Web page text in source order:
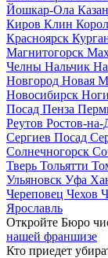
Йошкар-Ола
Киров Клин
Красноярск
Магнитогорск
Челны Нальчик
Новгород Новая
Новосибирск
Посад Пенза
Реутов Ростов-
Сергиев Посад
Солнечногорск
Тверь Тольятти
Ульяновск Уфа
Череповец Чехов
Ярославль
Откройте Бюро
нашей франшизе
Кто приедет